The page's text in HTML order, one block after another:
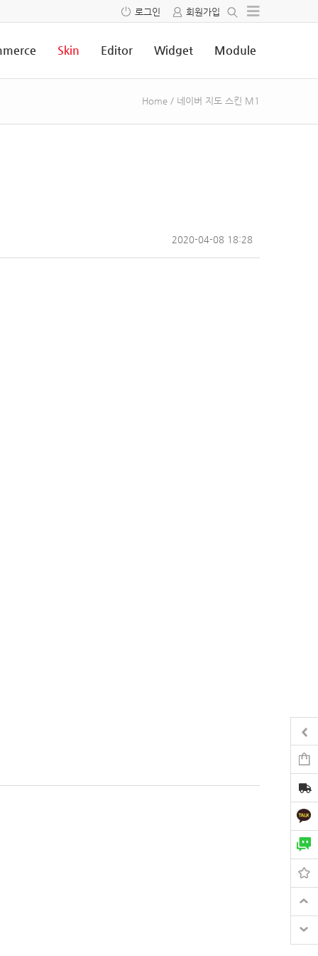
로그인 회원가입
Skin Editor Widget Module
Home / 네이버 지도 스킨 M1
2020-04-08 18:28